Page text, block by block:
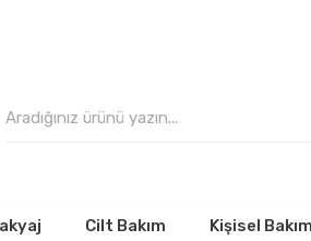
Cilt Bakım Kişisel Bakım